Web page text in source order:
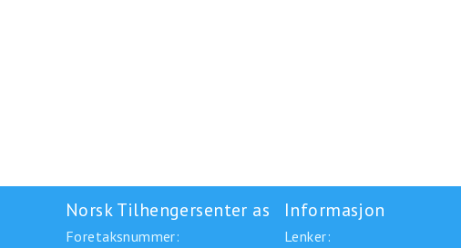
Norsk Tilhengersenter as
Foretaksnummer:
Informasjon
Lenker: